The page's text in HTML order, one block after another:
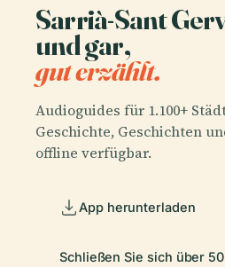
Sarrià-Sant
und gar,
gut erzählt.
Audioguides für 1.100+
Geschichte, Geschichten
offline verfügbar.
App herunterladen
Schließen Sie sich über